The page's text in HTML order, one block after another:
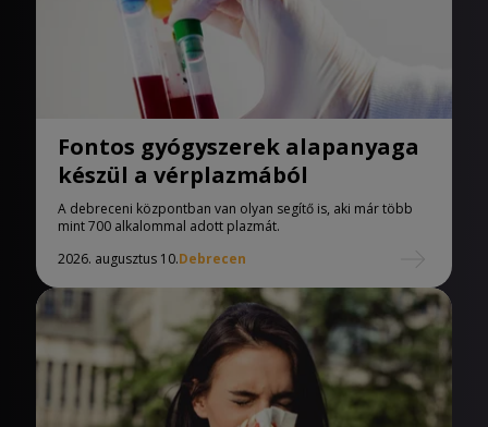
Fontos gyógyszerek alapanyaga
készül a vérplazmából
A debreceni központban van olyan segítő is, aki már több
mint 700 alkalommal adott plazmát.
2026. augusztus 10.Debrecen